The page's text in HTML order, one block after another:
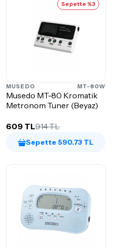
Sepette %3
MUSEDO MT-80W
Musedo MT-80 Kromatik
Metronom Tuner (Beyaz)
609 TL914 TL
Sepette 590.73 TL